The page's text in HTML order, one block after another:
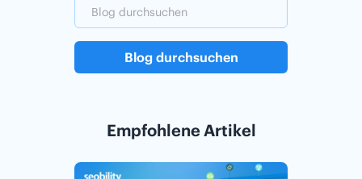
Blog durchsuchen
Empfohlene Artikel